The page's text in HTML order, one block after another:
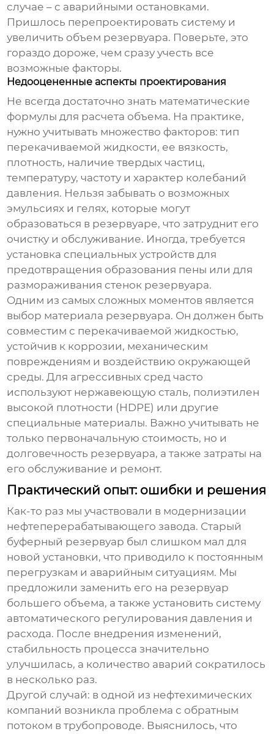
случае – с аварийными остановками.
Пришлось перепроектировать систему и
увеличить объем резервуара. Поверьте, это
гораздо дороже, чем сразу учесть все
возможные факторы.
Недооцененные аспекты проектирования
Не всегда достаточно знать математические
формулы для расчета объема. На практике,
нужно учитывать множество факторов: тип
перекачиваемой жидкости, ее вязкость,
плотность, наличие твердых частиц,
температуру, частоту и характер колебаний
давления. Нельзя забывать о возможных
эмульсиях и гелях, которые могут
образоваться в резервуаре, что затруднит его
очистку и обслуживание. Иногда, требуется
установка специальных устройств для
предотвращения образования пены или для
размораживания стенок резервуара.
Одним из самых сложных моментов является
выбор материала резервуара. Он должен быть
совместим с перекачиваемой жидкостью,
устойчив к коррозии, механическим
повреждениям и воздействию окружающей
среды. Для агрессивных сред часто
используют нержавеющую сталь, полиэтилен
высокой плотности (HDPE) или другие
специальные материалы. Важно учитывать не
только первоначальную стоимость, но и
долговечность резервуара, а также затраты на
его обслуживание и ремонт.
Практический опыт: ошибки и решения
Как-то раз мы участвовали в модернизации
нефтеперерабатывающего завода. Старый
буферный резервуар был слишком мал для
новой установки, что приводило к постоянным
перегрузкам и аварийным ситуациям. Мы
предложили заменить его на резервуар
большего объема, а также установить систему
автоматического регулирования давления и
расхода. После внедрения изменений,
стабильность процесса значительно
улучшилась, а количество аварий сократилось
в несколько раз.
Другой случай: в одной из нефтехимических
компаний возникла проблема с обратным
потоком в трубопроводе. Выяснилось, что